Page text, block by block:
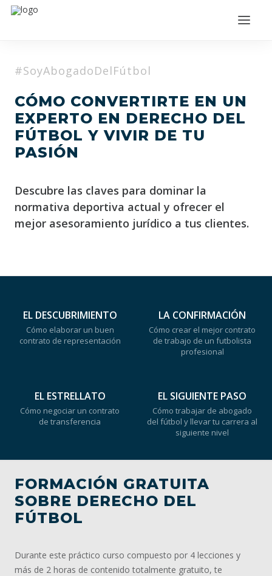
#SoyAbogadoDelFútbol
CÓMO CONVERTIRTE EN UN
EXPERTO EN DERECHO DEL
FÚTBOL Y VIVIR DE TU
PASIÓN
Descubre las claves para dominar la
normativa deportiva actual y ofrecer el
mejor asesoramiento jurídico a tus clientes.
EL DESCUBRIMIENTO
Cómo elaborar un buen
contrato de representación
LA CONFIRMACIÓN
Cómo crear el mejor contrato
de trabajo de un futbolista
profesional
EL ESTRELLATO
Cómo negociar un contrato
de transferencia
EL SIGUIENTE PASO
Cómo trabajar de abogado
del fútbol y llevar tu carrera al
siguiente nivel
FORMACIÓN GRATUITA
SOBRE DERECHO DEL
FÚTBOL
Durante este práctico curso compuesto por 4 lecciones y
más de 2 horas de contenido totalmente gratuito, te